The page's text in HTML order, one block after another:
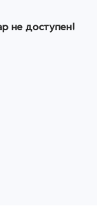
не доступен!